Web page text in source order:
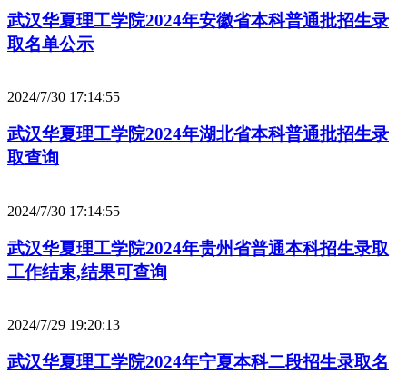
武汉华夏理工学院2024年安徽省本科普通批招生录
取名单公示
2024/7/30 17:14:55
武汉华夏理工学院2024年湖北省本科普通批招生录
取查询
2024/7/30 17:14:55
武汉华夏理工学院2024年贵州省普通本科招生录取
工作结束,结果可查询
2024/7/29 19:20:13
武汉华夏理工学院2024年宁夏本科二段招生录取名